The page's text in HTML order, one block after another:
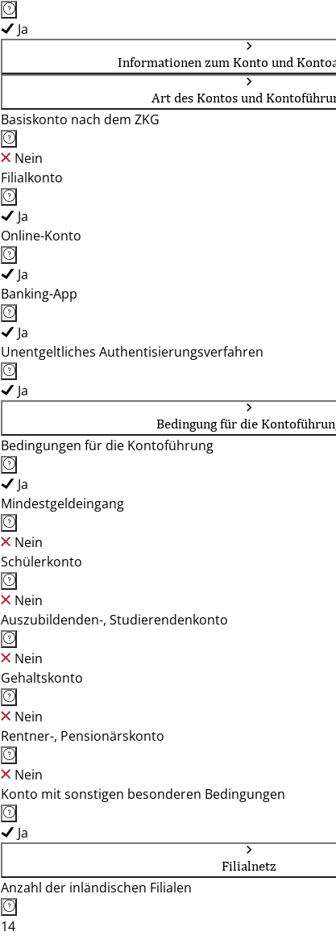
Ja
Informationen zum Konto und
Art des Kontos und
Basiskonto nach dem ZKG
Nein
Filialkonto
Ja
Online-Konto
Ja
Banking-App
Ja
Unentgeltliches Authentisierungsverfahren
Ja
Bedingung für die
Bedingungen für die Kontoführung
Ja
Mindestgeldeingang
Nein
Schülerkonto
Nein
Auszubildenden-, Studierendenkonto
Nein
Gehaltskonto
Nein
Rentner-, Pensionärskonto
Nein
Konto mit sonstigen besonderen Bedingungen
Ja
Filialnetz
Anzahl der inländischen Filialen
14